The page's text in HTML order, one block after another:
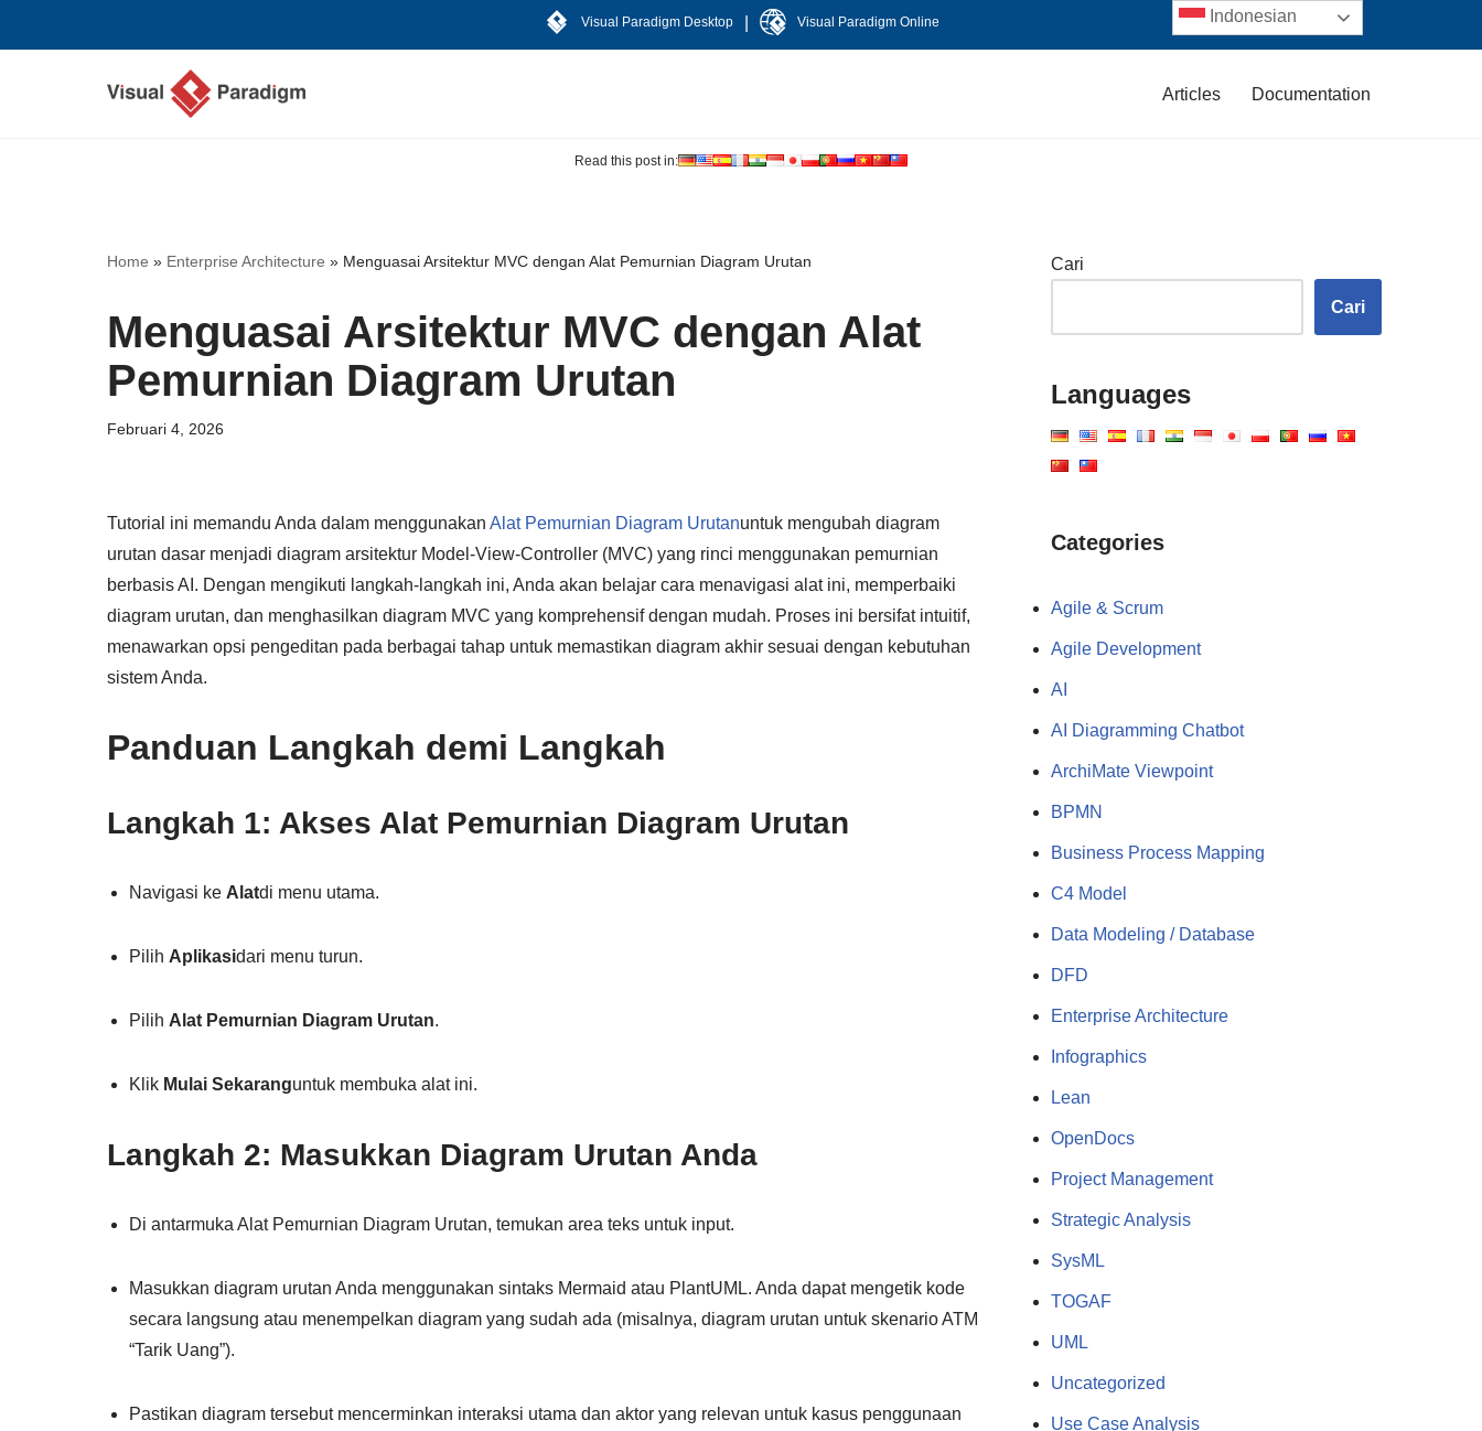
Visual Paradigm Desktop Visual Paradigm Online
Articles Documentation
Read this post in:
Home » Enterprise Architecture » Menguasai Arsitektur MVC dengan Alat Pemurnian Diagram Urutan
Menguasai Arsitektur MVC dengan Alat
Pemurnian Diagram Urutan
Februari 4, 2026
Tutorial ini memandu Anda dalam menggunakan Alat Pemurnian Diagram Urutanuntuk mengubah diagram
urutan dasar menjadi diagram arsitektur Model-View-Controller (MVC) yang rinci menggunakan pemurnian
berbasis AI. Dengan mengikuti langkah-langkah ini, Anda akan belajar cara menavigasi alat ini, memperbaiki
diagram urutan, dan menghasilkan diagram MVC yang komprehensif dengan mudah. Proses ini bersifat intuitif,
menawarkan opsi pengeditan pada berbagai tahap untuk memastikan diagram akhir sesuai dengan kebutuhan
sistem Anda.
Panduan Langkah demi Langkah
Langkah 1: Akses Alat Pemurnian Diagram Urutan
Navigasi ke Alatdi menu utama.
Pilih Aplikasidari menu turun.
Pilih Alat Pemurnian Diagram Urutan.
Klik Mulai Sekaranguntuk membuka alat ini.
Langkah 2: Masukkan Diagram Urutan Anda
Di antarmuka Alat Pemurnian Diagram Urutan, temukan area teks untuk input.
Masukkan diagram urutan Anda menggunakan sintaks Mermaid atau PlantUML. Anda dapat mengetik kode
secara langsung atau menempelkan diagram yang sudah ada (misalnya, diagram urutan untuk skenario ATM
“Tarik Uang”).
Pastikan diagram tersebut mencerminkan interaksi utama dan aktor yang relevan untuk kasus penggunaan
Cari
Cari
Languages
Categories
Agile & Scrum
Agile Development
AI
AI Diagramming Chatbot
ArchiMate Viewpoint
BPMN
Business Process Mapping
C4 Model
Data Modeling / Database
DFD
Enterprise Architecture
Infographics
Lean
OpenDocs
Project Management
Strategic Analysis
SysML
TOGAF
UML
Uncategorized
Use Case Analysis
Indonesian